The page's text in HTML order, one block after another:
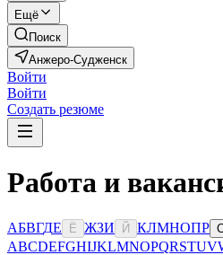
Ещё
Поиск
Анжеро-Судженск
Войти
Войти
Создать резюме
Работа и
АБВГДЕ Ё ЖЗИ Й КЛМНОПР
ABCDEFGHIJKLMNOPQRSTUV